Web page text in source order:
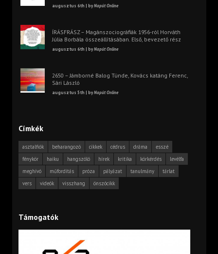
augusztus 6th | byNapút Online
ÍRÁSFRÁSZ – Magánszociográfiák 1956-ról Horváth
Júlia Borbála összeállításában. Első, bevezető rész
augusztus 6th | byNapút Online
2650 – Jámborné Balog Tünde, Kovács katáng Ferenc,
Sári László
augusztus 5th | byNapút Online
Címkék
asztalfiók beharangozó cikkek cédrus dráma
esszé
fénykör
haiku hangszóló hírek kritika körkérdés
levélfa
meghívó
műfordítás próza pályázat tanulmány
tárlat
vers
videók visszhang önszócikk
Támogatók